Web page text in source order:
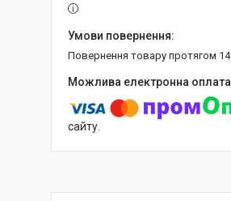
повернення товару протягом 14
сайту.